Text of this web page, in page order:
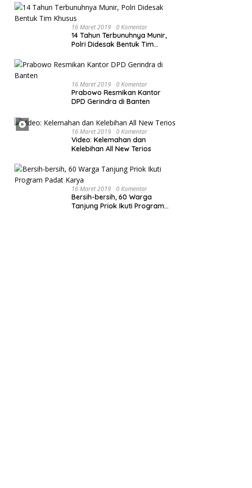
Memperjuangkan Hak
Karyawan di Pengadilan Negeri
Jakarta Pusat
16 Maret 2019 0 Komentar
14 Tahun Terbunuhnya Munir,
Polri Didesak Bentuk Tim
16 Maret 2019 0 Komentar
Prabowo Resmikan Kantor
DPD Gerindra di Banten
16 Maret 2019 0 Komentar
Video: Kelemahan dan
Kelebihan All New Terios
16 Maret 2019 0 Komentar
Bersih-bersih, 60 Warga
Tanjung Priok Ikuti Program